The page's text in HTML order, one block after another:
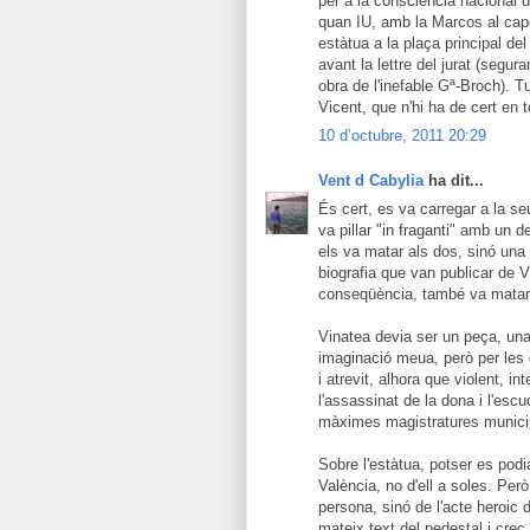
quan IU, amb la Marcos al
estàtua a la plaça principal
avant la lettre del jurat
obra de l'inefable Gª-Broch).
Vicent, que n'hi ha de cert en
10 d’octubre, 2011 20:29
Vent d Cabylia ha dit...
És cert, es va carregar a la
va pillar "in fraganti" amb un
els va matar als dos, sinó
biografia que van publicar de
conseqüència, també va
Vinatea devia ser un peça,
imaginació meua, però per
i atrevit, alhora que violent,
l'assassinat de la dona i
màximes magistratures
Sobre l'estàtua, potser es
València, no d'ell a soles.
persona, sinó de l'acte heroic